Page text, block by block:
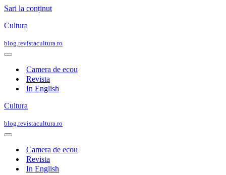
Sari la conținut
Cultura
blog.revistacultura.ro
Meniu
navigareCamera de ecou
Revista
In English
Cultura
blog.revistacultura.ro
Meniu
navigareCamera de ecou
Revista
In English